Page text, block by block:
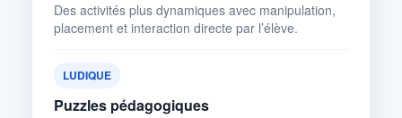
Des activités plus dynamiques avec manipulation,
placement et interaction directe par l’élève.
LUDIQUE
Puzzles pédagogiques